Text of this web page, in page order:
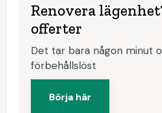
Renovera
offerter
Det tar bara någon minut
förbehållslöst
Börja här